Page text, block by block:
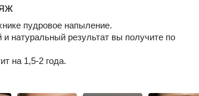
пудровое напыление.
натуральный результат вы получите по
на 1,5-2 года.